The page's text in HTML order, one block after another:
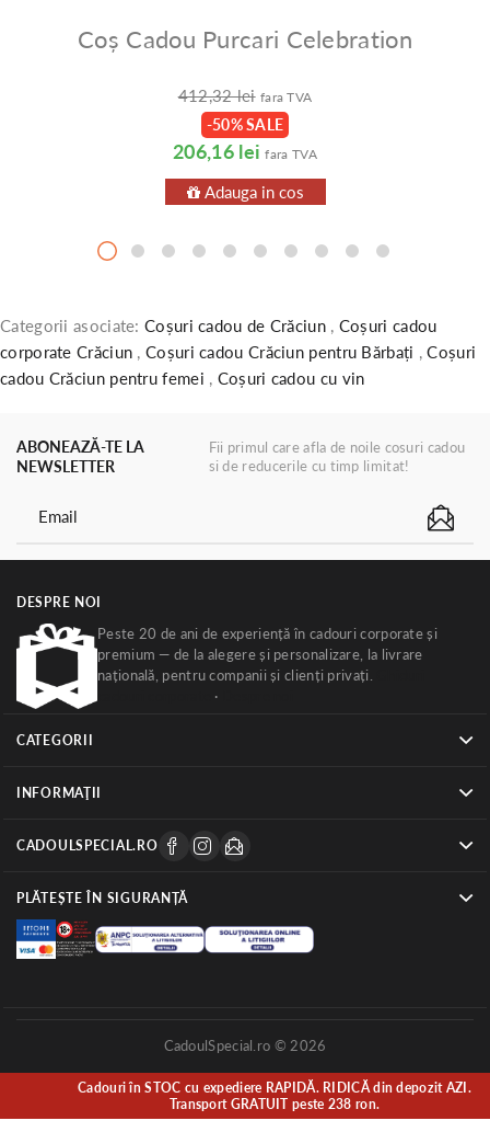
Coș Cadou Purcari Celebration
412,32 lei fara TVA
-50% SALE
206,16 lei fara TVA
Adauga in cos
Categorii asociate:Coșuri cadou de Crăciun , Coșuri cadou
corporate Crăciun ,Coșuri cadou Crăciun pentru Bărbați ,Coșuri
cadou Crăciun pentru femei , Coșuri cadou cu vin
ABONEAZĂ-TE LA
NEWSLETTER
Fii primul care afla de noile cosuri cadou
si de reducerile cu timp limitat!
DESPRE NOI
Peste 20 de ani de experiență în cadouri corporate și
premium — de la alegere și personalizare, la livrare
națională, pentru companii și clienți privați.
·
CATEGORII
INFORMAŢII
CADOULSPECIAL.RO
PLĂTEȘTE ÎN SIGURANȚĂ
CadoulSpecial.ro © 2026
Cadouri în STOC cu expediere RAPIDĂ. RIDICĂ din depozit AZI.
Transport GRATUIT peste 238 ron.